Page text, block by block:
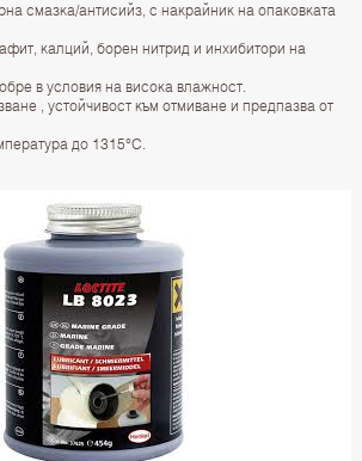
смазка/антисийз, с накрайник на опаковката
калций, борен нитрид и инхибитори на
в условия на висока влажност.
, устойчивост към отмиване и предпазва от
до 1315°C.